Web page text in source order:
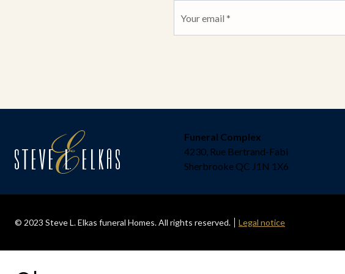
Funeral Complex
4230, Rue Bertrand-Fabi
Sherbrooke QC J1N 1X6
© 2023 Steve L. Elkas funeral Homes. All rights reserved. Legal notice